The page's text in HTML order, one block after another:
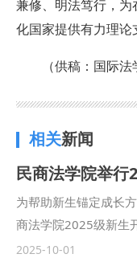
兼修、明法笃行，为
化国家提供有力理论
（供稿：国际
相关新闻
为帮助新生锚定成长
商法学院2025级新生
楼满天星报告厅举行
2025-10-01